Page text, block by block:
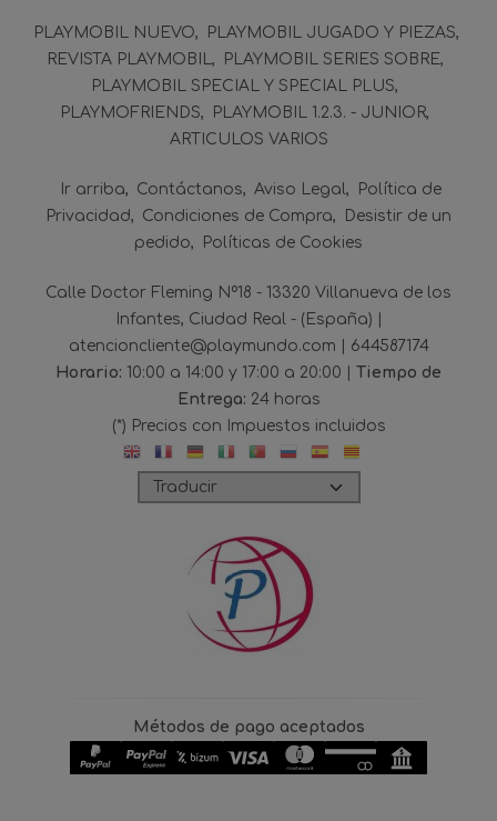
PLAYMOBIL NUEVO
PLAYMOBIL JUGADO Y PIEZAS
REVISTA PLAYMOBIL
PLAYMOBIL SERIES SOBRE
PLAYMOBIL SPECIAL Y SPECIAL PLUS
PLAYMOFRIENDS
PLAYMOBIL 1.2.3. - JUNIOR
ARTICULOS VARIOS
Ir arriba Contáctanos Aviso Legal
Política de
Privacidad
Condiciones de Compra
Desistir de un
pedido
Políticas de Cookies
Calle Doctor Fleming Nº18 - 13320 Villanueva de los
Infantes, Ciudad Real - (España) |
atencioncliente@playmundo.com | 644587174
Horario: 10:00 a 14:00 y 17:00 a 20:00 | Tiempo de
Entrega: 24 horas
(*) Precios con Impuestos incluidos
Métodos de pago aceptados